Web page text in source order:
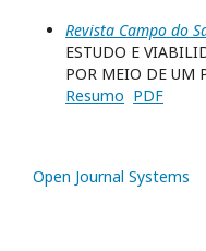
Revista Campo do
ESTUDO E
POR MEIO DE UM
Resumo PDF
Open Journal Systems